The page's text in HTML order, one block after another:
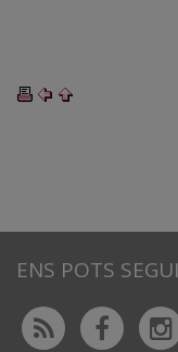
ENS POTS
Rss